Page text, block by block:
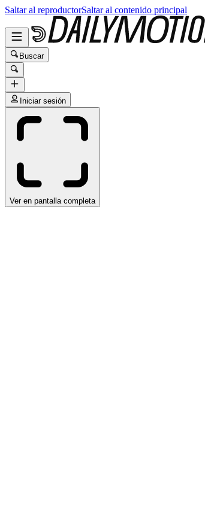
Saltar al reproductorSaltar al contenido principal
Buscar
Iniciar sesión
Ver en pantalla completa